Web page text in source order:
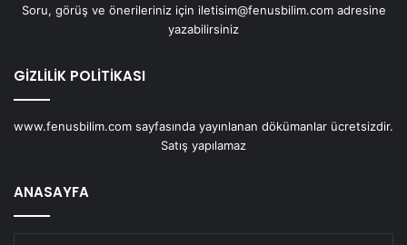
Soru, görüş ve önerileriniz için iletisim@fenusbilim.com adresine
yazabilirsiniz
GİZLİLİK POLİTİKASI
www.fenusbilim.com sayfasında yayınlanan dökümanlar ücretsizdir.
Satış yapılamaz
ANASAYFA